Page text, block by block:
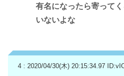
有名になったら寄って
いないよな
4 : 2020/04/30(木) 20:15:34.97